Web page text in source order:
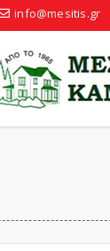
info@mesitis.gr